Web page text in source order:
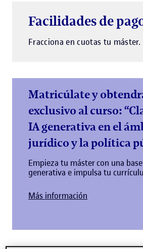
Facilidades de
Fracciona en cuotas tu máster.
Matricúlate y
exclusivo al curso:
IA generativa en el
jurídico y la política
Empieza tu máster con una
generativa e impulsa tu
Más información